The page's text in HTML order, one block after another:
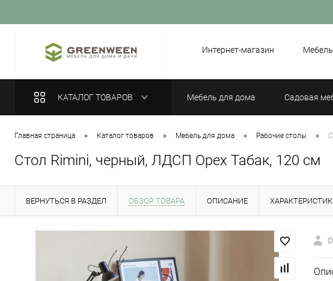
Интернет-магазин
КАТАЛОГ ТОВАРОВ Мебель для дома Садовая
Главная страница • Каталог товаров • Мебель для дома • Рабочие столы •
Стол Rimini, черный, ЛДСП Орех Табак, 120 см
ВЕРНУТЬСЯ В РАЗДЕЛ ОБЗОР ТОВАРА ОПИСАНИЕ